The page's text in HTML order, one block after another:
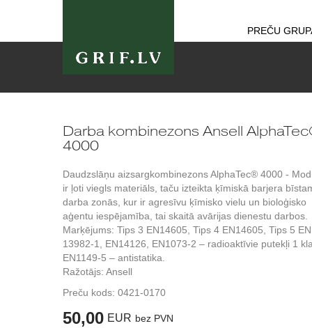
PREČU
Darba kombinezons Ansell
4000
Daudzslāņu aizsargkombinezons AlphaTec® 4000 -
ir ļoti viegls materiāls, taču izteikta ķīmiskā barjera
darba zonās, kur ir agresīvu ķīmisko vielu un bioloģisko
aģentu iespējamība, tai skaitā avārijas dienestu darbos.
Marķējums: Tips 3 EN14605, Tips 4 EN14605, Tips 5
13982-1, EN14126, EN1073-2 – radioaktīvie putekļi 1
EN1149-5 – antistatika.
Ražotājs: Ansell
Preču kods: 0421-0170
50,00 EUR bez PVN